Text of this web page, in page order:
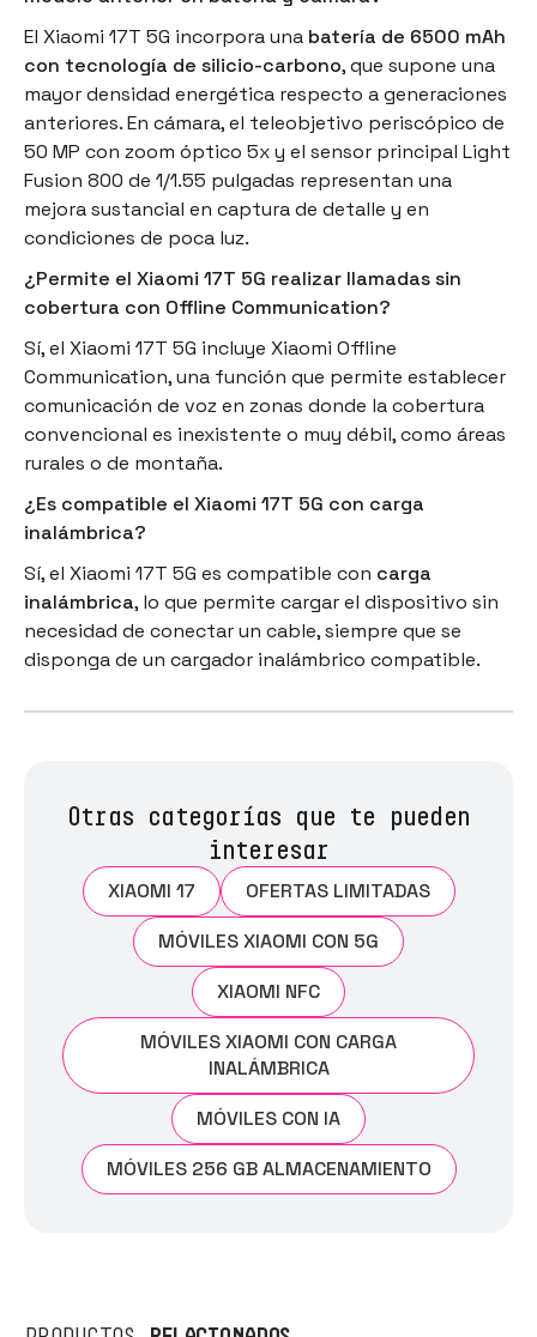
El Xiaomi 17T 5G incorpora una batería de 6500 mAh
con tecnología de silicio-carbono, que supone una
mayor densidad energética respecto a generaciones
anteriores. En cámara, el teleobjetivo periscópico de
50 MP con zoom óptico 5x y el sensor principal Light
Fusion 800 de 1/1.55 pulgadas representan una
mejora sustancial en captura de detalle y en
condiciones de poca luz.
¿Permite el Xiaomi 17T 5G realizar llamadas sin
cobertura con Offline Communication?
Sí, el Xiaomi 17T 5G incluye Xiaomi Offline
Communication, una función que permite establecer
comunicación de voz en zonas donde la cobertura
convencional es inexistente o muy débil, como áreas
rurales o de montaña.
¿Es compatible el Xiaomi 17T 5G con carga
inalámbrica?
Sí, el Xiaomi 17T 5G es compatible con carga
inalámbrica, lo que permite cargar el dispositivo sin
necesidad de conectar un cable, siempre que se
disponga de un cargador inalámbrico compatible.
Otras categorías que te pueden
interesar
XIAOMI 17
OFERTAS LIMITADAS
MÓVILES XIAOMI CON 5G
XIAOMI NFC
MÓVILES XIAOMI CON CARGA
INALÁMBRICA
MÓVILES CON IA
MÓVILES 256 GB ALMACENAMIENTO